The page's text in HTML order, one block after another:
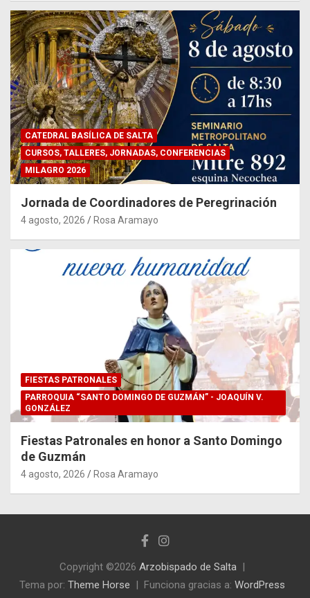
CATEDRAL BASÍLICA DE SALTA
CURSOS, TALLERES, JORNADAS, CONFERENCIAS
MILAGRO 2026
Jornada de Coordinadores de Peregrinación
4 agosto, 2026 Rosa Aramayo
FIESTAS PATRONALES
PARROQUIA “SANTO DOMINGO DE GUZMÁN” - JOAQUÍN V.
GONZÁLEZ
Fiestas Patronales en honor a Santo Domingo
de Guzmán
4 agosto, 2026 Rosa Aramayo
Copyright ©2026 Arzobispado de Salta
Tema por: Theme Horse Funciona gracias a: WordPress